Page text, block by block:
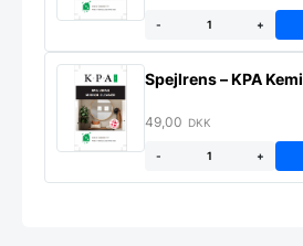
- +
Spejlrens – KPA Kemi
49,00 DKK
- +